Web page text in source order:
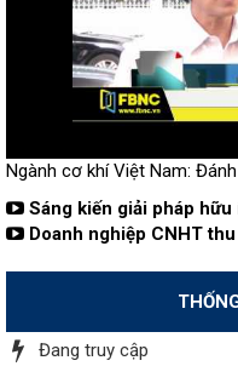
Ngành cơ khí Việt Nam:
Sáng kiến giải pháp
Doanh nghiệp CNHT
Đang truy cập